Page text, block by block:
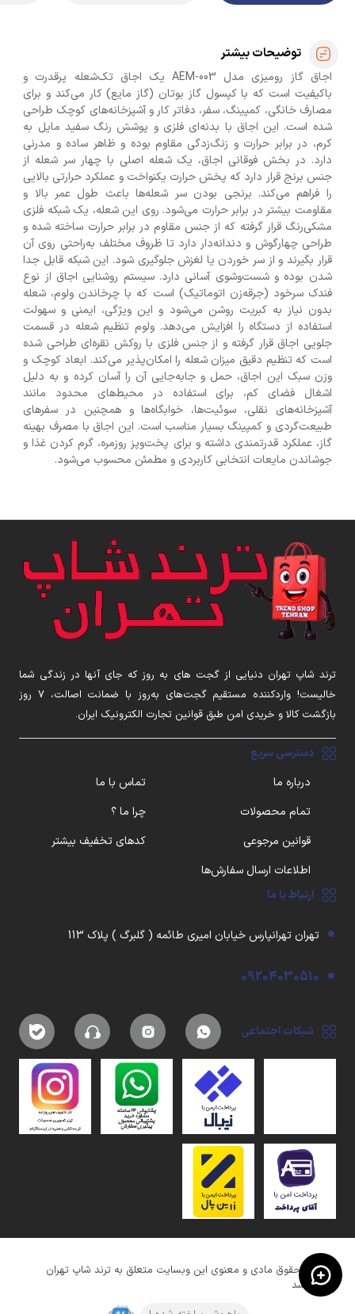
توضیحات بیشتر
اجاق گاز رومیزی مدل AEM-003 یک اجاق تک‌شعله پرقدرت و
باکیفیت است که با کپسول گاز بوتان (گاز مایع) کار می‌کند و برای
مصارف خانگی، کمپینگ، سفر، دفاتر کار و آشپزخانه‌های کوچک طراحی
شده است. این اجاق با بدنه‌ای فلزی و پوشش رنگ سفید مایل به
کرم، در برابر حرارت و زنگ‌زدگی مقاوم بوده و ظاهر ساده و مدرنی
دارد. در بخش فوقانی اجاق، یک شعله اصلی با چهار سر شعله از
جنس برنج قرار دارد که پخش حرارت یکنواخت و عملکرد حرارتی بالایی
را فراهم می‌کند. برنجی بودن سر شعله‌ها باعث طول عمر بالا و
مقاومت بیشتر در برابر حرارت می‌شود. روی این شعله، یک شبکه فلزی
مشکی‌رنگ قرار گرفته که از جنس مقاوم در برابر حرارت ساخته شده و
طراحی چهارگوش و دندانه‌دار دارد تا ظروف مختلف به‌راحتی روی آن
قرار بگیرند و از سر خوردن یا لغزش جلوگیری شود. این شبکه قابل جدا
شدن بوده و شست‌وشوی آسانی دارد. سیستم روشنایی اجاق از نوع
فندک سرخود (جرقه‌زن اتوماتیک) است که با چرخاندن ولوم، شعله
بدون نیاز به کبریت روشن می‌شود و این ویژگی، ایمنی و سهولت
استفاده از دستگاه را افزایش می‌دهد. ولوم تنظیم شعله در قسمت
جلویی اجاق قرار گرفته و از جنس فلزی با روکش نقره‌ای طراحی شده
است که تنظیم دقیق میزان شعله را امکان‌پذیر می‌کند. ابعاد کوچک و
وزن سبک این اجاق، حمل و جابه‌جایی آن را آسان کرده و به دلیل
اشغال فضای کم، برای استفاده در محیط‌های محدود مانند
آشپزخانه‌های نقلی، سوئیت‌ها، خوابگاه‌ها و همچنین در سفرهای
طبیعت‌گردی و کمپینگ بسیار مناسب است. این اجاق با مصرف بهینه
گاز، عملکرد قدرتمندی داشته و برای پخت‌وپز روزمره، گرم کردن غذا و
جوشاندن مایعات انتخابی کاربردی و مطمئن محسوب می‌شود.
ترند شاپ تهران دنیایی از گجت های به روز که جای آنها در زندگی شما
خالیست! واردکننده مستقیم گجت‌های به‌روز با ضمانت اصالت، ۷ روز
بازگشت کالا و خریدی امن طبق قوانین تجارت الکترونیک ایران.
دسترسی سریع
درباره ما
تماس با ما
تمام محصولات
چرا ما ؟
قوانین مرجوعی
کدهای تخفیف بیشتر
اطلاعات ارسال سفارش‌ها
ارتباط با ما
تهران تهرانپارس خیابان امیری طائمه ( گلبرگ ) پلاک 113
09204030510
شبکات اجتماعی
کلیه حقوق مادی و معنوی این وبسایت متعلق به ترند شاپ تهران
میباشد